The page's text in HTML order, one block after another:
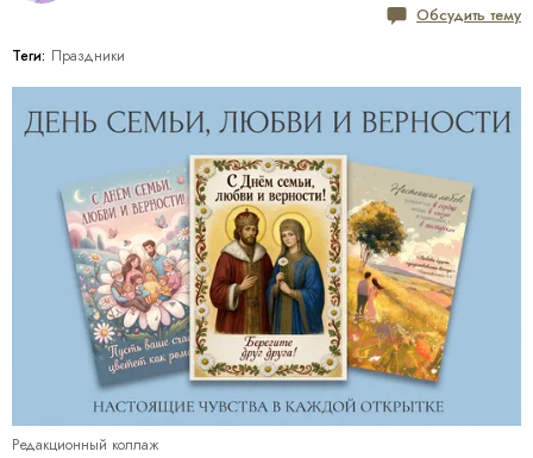
Обсудить тему
Теги: Праздники
Редакционный коллаж